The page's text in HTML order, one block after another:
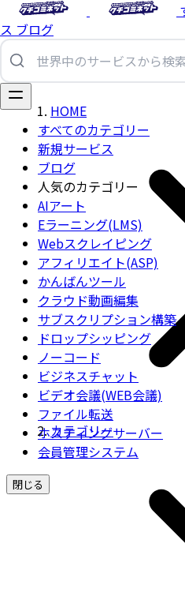
ス ブログ
すべてのカテゴリー
新規サービス
ブログ
人気のカテゴリー
AIアート
Eラーニング(LMS)
Webスクレイピング
アフィリエイト(ASP)
かんばんツール
クラウド動画編集
サブスクリプション構築
ドロップシッピング
ノーコード
ビジネスチャット
ビデオ会議(WEB会議)
ファイル転送
ホスティングサーバー
会員管理システム
閉じる
HOME
カテゴリー